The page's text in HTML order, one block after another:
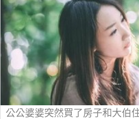
公公婆婆突然買了房子和大伯